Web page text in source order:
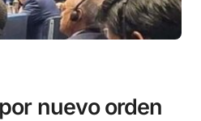
nuevo orden